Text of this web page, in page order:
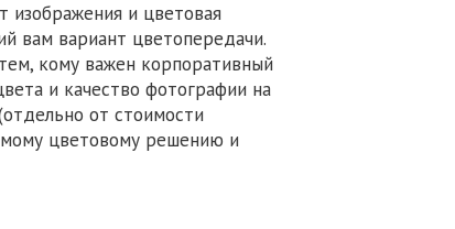
изображения и цветовая
вам вариант цветопередачи.
кому важен корпоративный
и качество фотографии на
от стоимости
цветовому решению и